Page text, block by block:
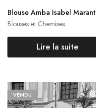
Blouses et Chemises
Blouse Amba Isabel Marant
Lire la suite
VENDU